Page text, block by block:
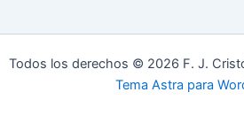
Todos los derechos © 2026 F. J.
Tema Astra para